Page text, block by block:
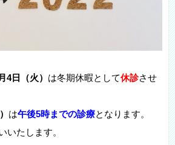
4日（火） は冬期休暇として休診させ
は午後5時までの診療となります。
いたします。